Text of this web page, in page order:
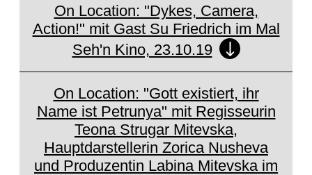
RESTORATION
CONTACT
PRESS AREA
IMPRINT
On Location: "Dykes, Camera,
Action!" mit Gast Su Friedrich im Mal
Seh'n Kino, 23.10.19
On Location: "Gott existiert, ihr
Name ist Petrunya" mit Regisseurin
Teona Strugar Mitevska,
Hauptdarstellerin Zorica Nusheva
und Produzentin Labina Mitevska im